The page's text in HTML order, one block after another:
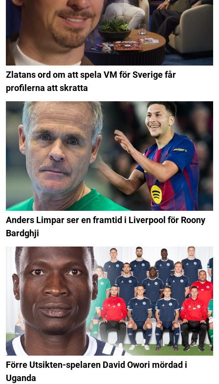
Zlatans ord om att spela VM för Sverige får
profilerna att skratta
Anders Limpar ser en framtid i Liverpool för Roony
Bardghji
Förre Utsikten-spelaren David Owori mördad i
Uganda